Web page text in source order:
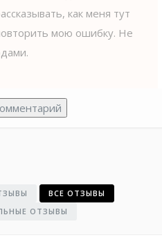
как меня тут
мою ошибку. Не
ВСЕ ОТЗЫВЫ
ОТЗЫВЫ